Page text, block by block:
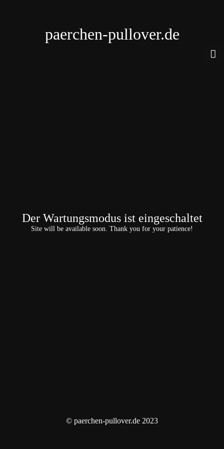
paerchen-pullover.de
Der Wartungsmodus ist eingeschaltet
Site will be available soon. Thank you for your patience!
© paerchen-pullover.de 2023